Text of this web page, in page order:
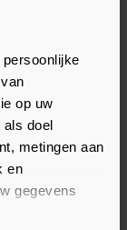
op uw
als doel
metingen aan
en
gegevens